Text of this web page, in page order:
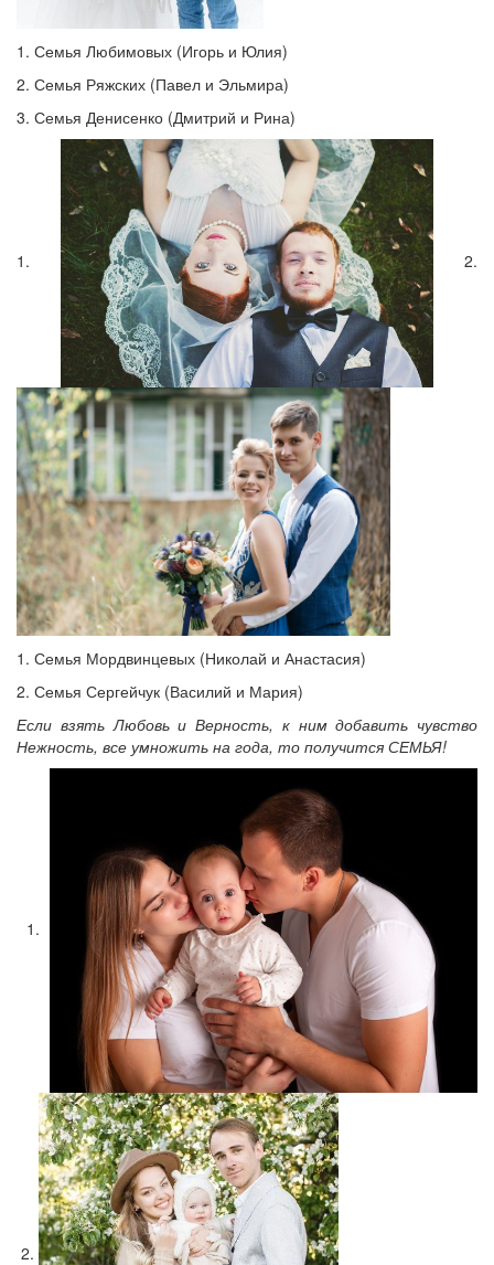
1. Семья Любимовых (Игорь и Юлия)
2. Семья Ряжских (Павел и Эльмира)
3. Семья Денисенко (Дмитрий и Рина)
1. 2.
1. Семья Мордвинцевых (Николай и Анастасия)
2. Семья Сергейчук (Василий и Мария)
Если взять Любовь и Верность, к ним добавить чувство
Нежность, все умножить на года, то получится СЕМЬЯ!
1.
2.